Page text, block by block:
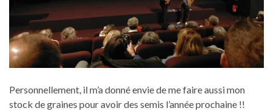
Personnellement, il m’a donné envie de me faire aussi mon
stock de graines pour avoir des semis l’année prochaine !!